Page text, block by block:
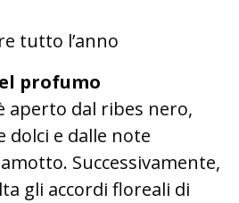
tutto l’anno
profumo
aperto dal ribes nero,
dolci e dalle note
Successivamente,
gli accordi floreali di